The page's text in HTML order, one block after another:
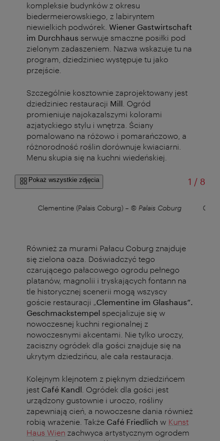
kompleksie budynków z okresu
biedermeierowskiego, z labiryntem
niewielkich podwórek. Wiener Gastwirtschaft
im Durchhaus serwuje smaczne posiłki pod
zielonym zadaszeniem. Nazwa wskazuje tu na
program, dziedziniec występuje tu jako
przejście.
Szczególnie kosztownie zaprojektowany jest
dziedziniec restauracji Mill . Ogród
promieniuje najokazalszymi kolorami
azjatyckiego stylu i wnętrza. Ściany
pomalowano na różowo i pomarańczowo, a
różnorodność roślin dorównuje kwiaciarni.
Menu skupia się na kuchni wiedeńskiej.
Pokaż wszystkie zdjęcia 1 /od
8
Clementine (Palais Coburg) – © Palais Coburg
Również za murami Pałacu Coburg znajduje
się zielona oaza. Doświadczyć tego
czarującego pałacowego ogrodu pełnego
platanów, magnolii i tryskających fontann na
tle historycznej scenerii mogą wszyscy
goście restauracji „Clementine im Glashaus”.
Geschmackstempel specjalizuje się w
nowoczesnej kuchni regionalnej z
nowoczesnymi akcentami. Nie tylko uroczy,
zaciszny ogródek dla gości znajduje się na
ukrytym dziedzińcu, ale cała restauracja.
Kolejnym klejnotem z pięknym dziedzińcem
jest Café Kandl . Ogródek dla gości jest
urządzony gustownie i uroczo, rośliny
zapewniają cień, a nowoczesne dania również
robią wrażenie. Także Café Friedlich w Kunst
Haus Wien zachwyca artystycznym ogrodem